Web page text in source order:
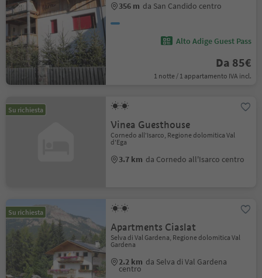
356 m da San Candido centro
Alto Adige Guest Pass
Da 85€
1 notte / 1 appartamento IVA incl.
Su richiesta
Vinea Guesthouse
Cornedo all'Isarco, Regione dolomitica Val
d'Ega
3.7 km da Cornedo all'Isarco centro
Su richiesta
Apartments Ciaslat
Selva di Val Gardena, Regione dolomitica Val
Gardena
2.2 km da Selva di Val Gardena
centro